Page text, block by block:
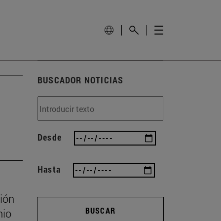
BUSCADOR NOTICIAS
Desde
Hasta
BUSCAR